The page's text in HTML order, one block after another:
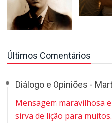
Últimos Comentários
Diálogo e Opiniões -
Mensagem maravilhosa
sirva de lição para